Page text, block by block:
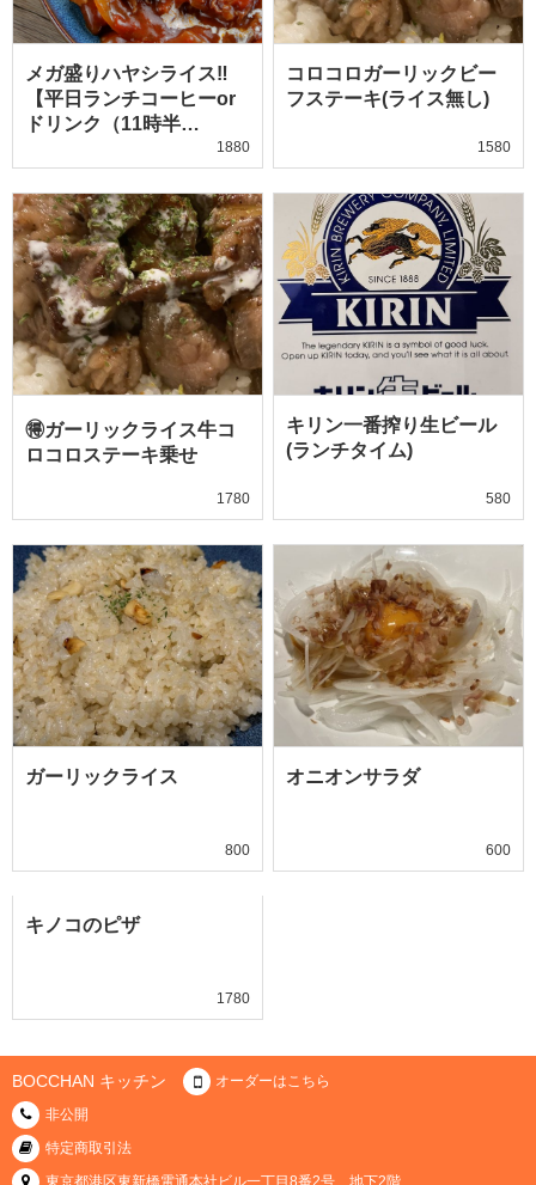
メガ盛りハヤシライス‼️
【平日ランチコーヒーor
ドリンク（11時半…
1880
コロコロガーリックビー
フステーキ(ライス無し)
1580
🉐ガーリックライス牛コ
ロコロステーキ乗せ
1780
キリン一番搾り生ビール
(ランチタイム)
580
ガーリックライス
800
オニオンサラダ
600
キノコのピザ
1780
BOCCHAN キッチン
オーダーはこちら
非公開
特定商取引法
東京都港区東新橋電通本社ビル一丁目8番2号 地下2階